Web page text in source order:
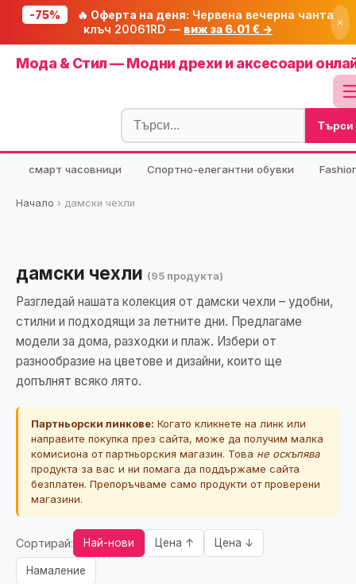
-75% 🔥 Оферта на деня: Червена вечерна чанта
клъч 20061RD — виж за 6.01 € → ×
Мода & Стил — Модни дрехи и аксесоари
Начало
🔥 Намаления
🧮 Калкулатори Търси
смарт часовници Спортно-елегантни обувки
Начало › дамски чехли
дамски чехли (95 продукта)
Разгледай нашата колекция от дамски чехли – удобни,
стилни и подходящи за летните дни. Предлагаме
модели за дома, разходки и плаж. Избери от
разнообразие на цветове и дизайни, които ще
допълнят всяко лято.
Партньорски линкове: Когато кликнете на линк или
направите покупка през сайта, може да получим малка
комисиона от партньорския магазин. Това не оскъпява
продукта за вас и ни помага да поддържаме сайта
безплатен. Препоръчваме само продукти от проверени
магазини.
Сортирай: Най-нови Цена ↑ Цена ↓
Намаление